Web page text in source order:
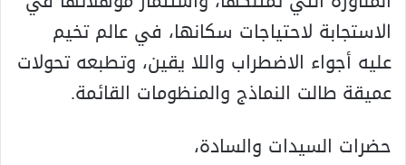
الاستجابة لاحتياجات سكانها، في عالم تخيم
عليه أجواء الاضطراب واللا يقين، وتطبعه تحولات
عميقة طالت النماذج والمنظومات القائمة.
حضرات السيدات والسادة،